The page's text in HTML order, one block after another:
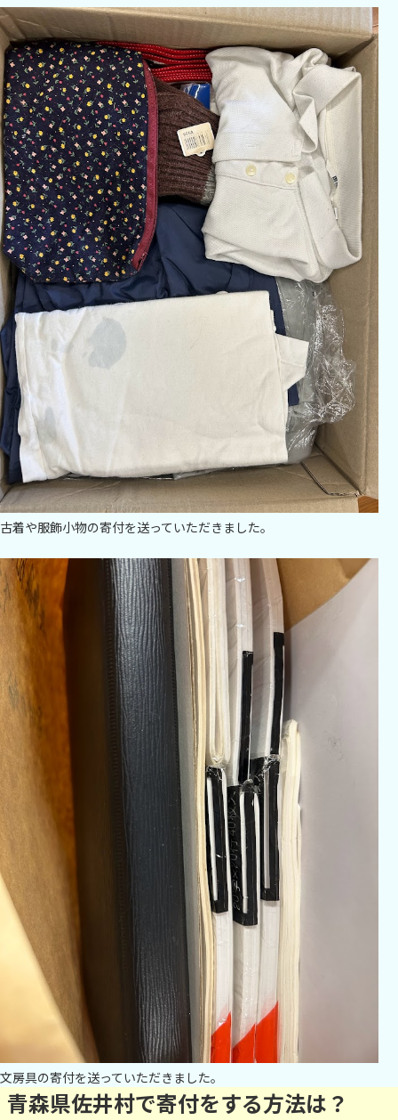
古着や服飾小物の寄付を送っていただきました。
文房具の寄付を送っていただきました。
青森県佐井村で寄付をする方法は？